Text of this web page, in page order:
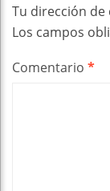
Tu dirección
Los campos
Comentario *